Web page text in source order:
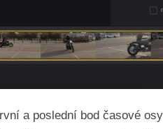
a poslední bod časové